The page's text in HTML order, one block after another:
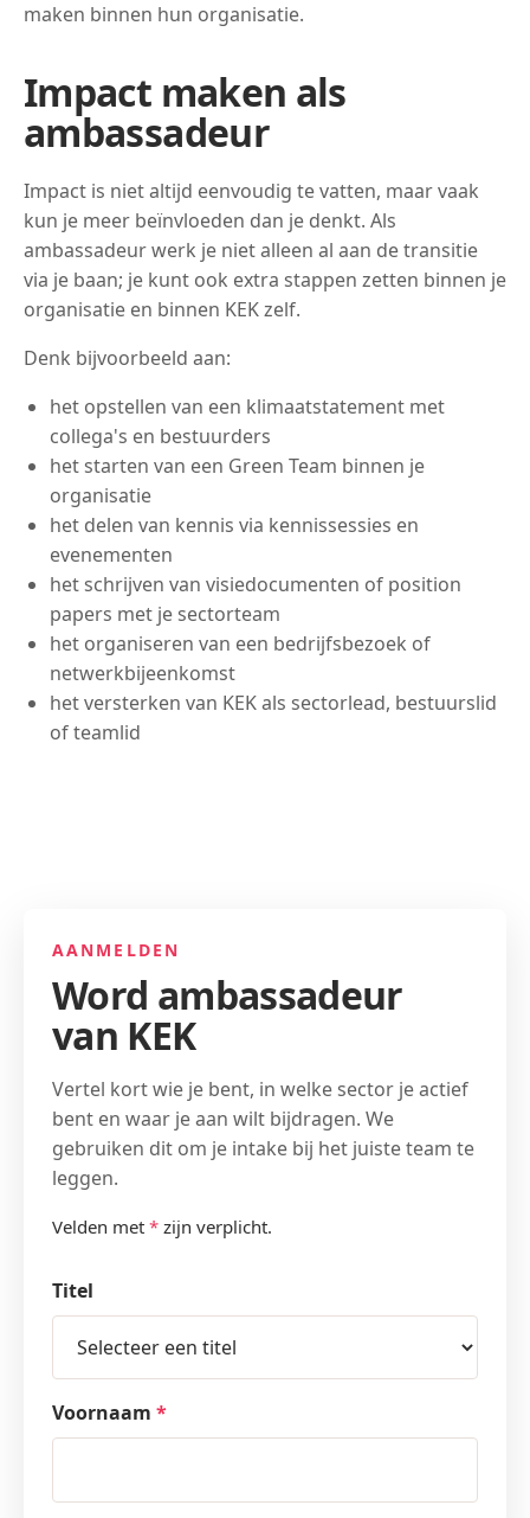
maken binnen hun organisatie.
Impact maken als
ambassadeur
Impact is niet altijd eenvoudig te vatten, maar vaak
kun je meer beïnvloeden dan je denkt. Als
ambassadeur werk je niet alleen al aan de transitie
via je baan; je kunt ook extra stappen zetten binnen je
organisatie en binnen KEK zelf.
Denk bijvoorbeeld aan:
het opstellen van een klimaatstatement met
collega's en bestuurders
het starten van een Green Team binnen je
organisatie
het delen van kennis via kennissessies en
evenementen
het schrijven van visiedocumenten of position
papers met je sectorteam
het organiseren van een bedrijfsbezoek of
netwerkbijeenkomst
het versterken van KEK als sectorlead, bestuurslid
of teamlid
AANMELDEN
Word ambassadeur
van KEK
Vertel kort wie je bent, in welke sector je actief
bent en waar je aan wilt bijdragen. We
gebruiken dit om je intake bij het juiste team te
leggen.
Velden met * zijn verplicht.
Titel
Voornaam *